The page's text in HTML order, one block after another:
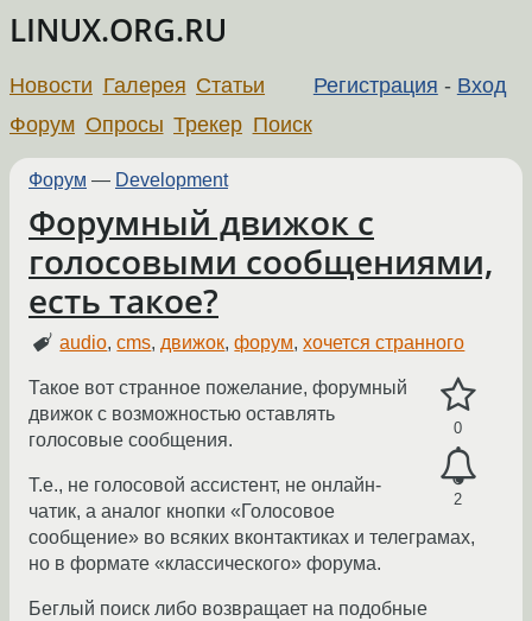
LINUX.ORG.RU
Регистрация - Вход
Новости Галерея Статьи
Форум Опросы Трекер Поиск
Форум — Development
Форумный движок с
голосовыми сообщениями,
есть такое?
audio,cms,движок,форум,хочется странного
0
2
Такое вот странное пожелание, форумный
движок с возможностью оставлять
голосовые сообщения.
Т.е., не голосовой ассистент, не онлайн-
чатик, а аналог кнопки «Голосовое
сообщение» во всяких вконтактиках и телеграмах,
но в формате «классического» форума.
Беглый поиск либо возвращает на подобные